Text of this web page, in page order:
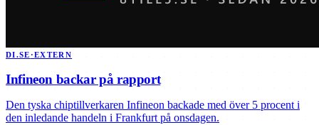
DI.SE ·EXTERN
Infineon backar på rapport
Den tyska chiptillverkaren Infineon backade med över 5 procent i
den inledande handeln i Frankfurt på onsdagen.